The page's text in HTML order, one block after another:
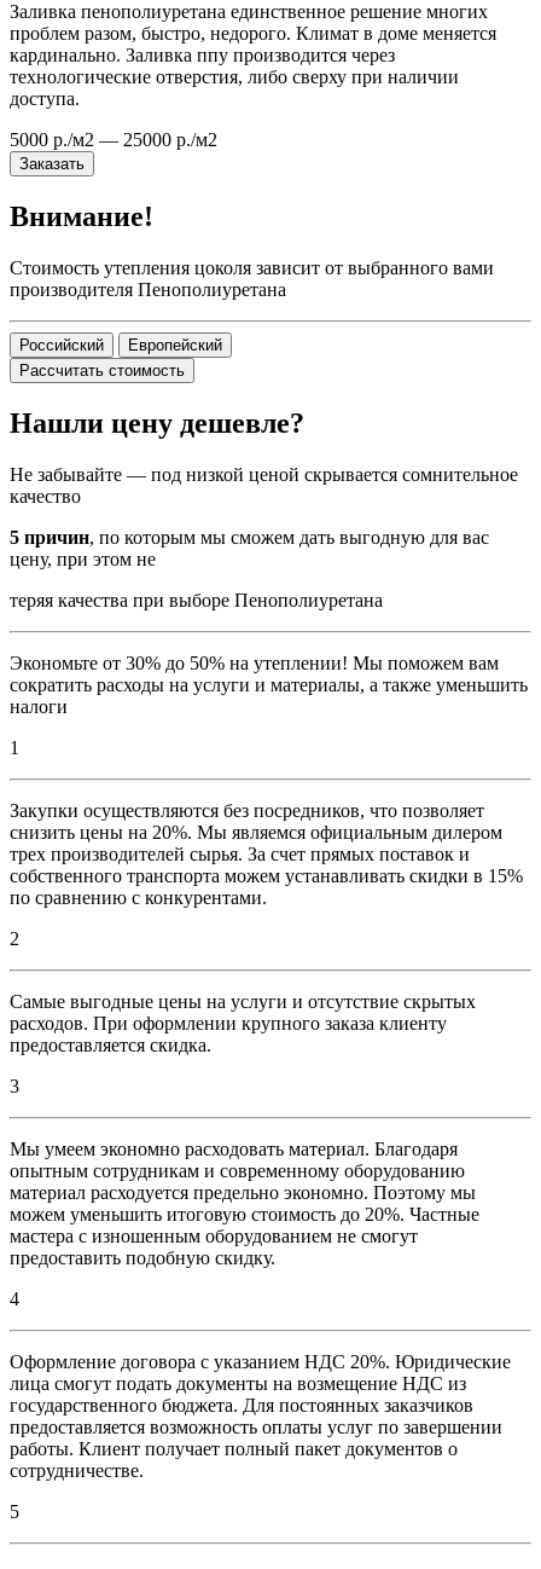
Заливка пенополиуретана единственное решение многих
проблем разом, быстро, недорого. Климат в доме меняется
кардинально. Заливка ппу производится через
технологические отверстия, либо сверху при наличии
доступа.
5000 р./м2 — 25000 р./м2
Заказать
Внимание!
Стоимость утепления цоколя зависит от выбранного вами
производителя Пенополиуретана
Российский
Европейский
Рассчитать стоимость
Нашли цену дешевле?
Не забывайте — под низкой ценой скрывается сомнительное
качество
5 причин, по которым мы сможем дать выгодную для вас
цену, при этом не
теряя качества при выборе Пенополиуретана
Экономьте от 30% до 50% на утеплении! Мы поможем вам
сократить расходы на услуги и материалы, а также уменьшить
налоги
1
Закупки осуществляются без посредников, что позволяет
снизить цены на 20%. Мы являемся официальным дилером
трех производителей сырья. За счет прямых поставок и
собственного транспорта можем устанавливать скидки в 15%
по сравнению с конкурентами.
2
Самые выгодные цены на услуги и отсутствие скрытых
расходов. При оформлении крупного заказа клиенту
предоставляется скидка.
3
Мы умеем экономно расходовать материал. Благодаря
опытным сотрудникам и современному оборудованию
материал расходуется предельно экономно. Поэтому мы
можем уменьшить итоговую стоимость до 20%. Частные
мастера с изношенным оборудованием не смогут
предоставить подобную скидку.
4
Оформление договора с указанием НДС 20%. Юридические
лица смогут подать документы на возмещение НДС из
государственного бюджета. Для постоянных заказчиков
предоставляется возможность оплаты услуг по завершении
работы. Клиент получает полный пакет документов о
сотрудничестве.
5